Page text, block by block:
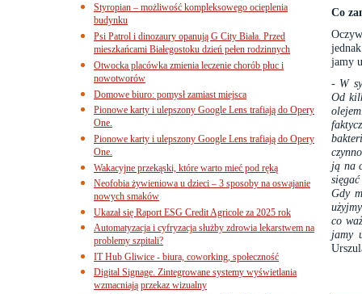
Co
jamy
- W
Od
ją na
Gdy
co
jamy
Styropian – możliwość kompleksowego ocieplenia
budynku
Psi Patrol i dinozaury opanują G City Biała. Przed
mieszkańcami Białegostoku dzień pełen rodzinnych
Otwocka placówka zmienia leczenie chorób płuc i
nowotworów
Domowe biuro: pomysł zamiast miejsca
Pionowe karty i ulepszony Google Lens trafiają do Opery
One.
Pionowe karty i ulepszony Google Lens trafiają do Opery
One.
Wakacyjne przekąski, które warto mieć pod ręką
Neofobia żywieniowa u dzieci – 3 sposoby na oswajanie
nowych smaków
Ukazał się Raport ESG Credit Agricole za 2025 rok
Automatyzacja i cyfryzacja służby zdrowia lekarstwem na
problemy szpitali?
IT Hub Gliwice - biura, coworking, społeczność
Digital Signage. Zintegrowane systemy wyświetlania
wzmacniają przekaz wizualny